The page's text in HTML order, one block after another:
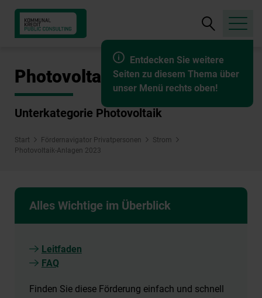
Entdecken Sie weitere
Seiten zu diesem Thema über
unser Menü rechts oben!
Suche
öffnen
Photovoltaik-Anlagen 2023
Unterkategorie Photovoltaik
Start Fördernavigator Privatpersonen
Strom
Photovoltaik-Anlagen 2023
Alles Wichtige im Überblick
Leitfaden
FAQ
Finden Sie diese Förderung einfach und schnell